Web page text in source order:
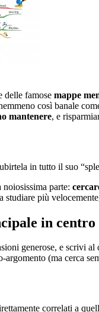
delle famose mappe
così banale
mantenere, e
in tutto il suo
parte:
più
in centro
generose, e scrivi
argomento (ma cerca
correlati a